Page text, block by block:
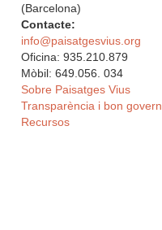
(Barcelona)
Contacte:
info@paisatgesvius.org
Oficina: 935.210.879
Mòbil: 649.056. 034
Sobre Paisatges Vius
Transparència i bon govern
Recursos